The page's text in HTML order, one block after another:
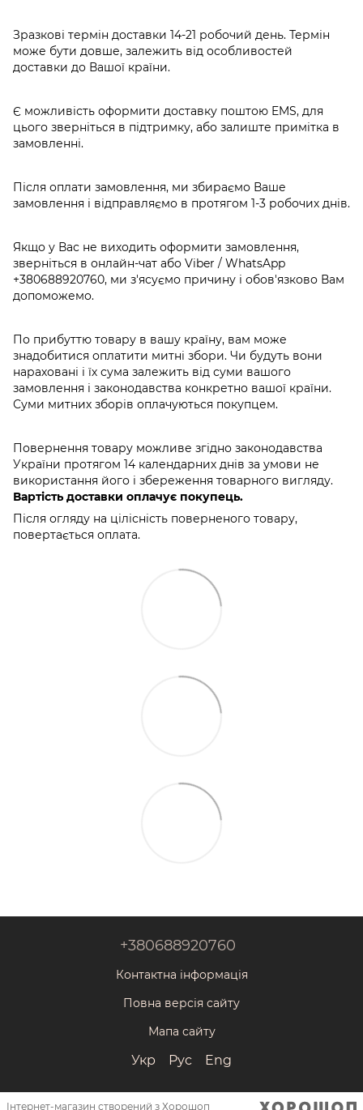
Зразкові термін доставки 14-21 робочий день. Термін
може бути довше, залежить від особливостей
доставки до Вашої країни.
Є можливість оформити доставку поштою EMS, для
цього зверніться в підтримку, або залиште примітка в
замовленні.
Після оплати замовлення, ми збираємо Ваше
замовлення і відправляємо в протягом 1-3 робочих днів.
Якщо у Вас не виходить оформити замовлення,
зверніться в онлайн-чат або Viber / WhatsApp
+380688920760, ми з'ясуємо причину і обов'язково Вам
допоможемо.
По прибуттю товару в вашу країну, вам може
знадобитися оплатити митні збори. Чи будуть вони
нараховані і їх сума залежить від суми вашого
замовлення і законодавства конкретно вашої країни.
Суми митних зборів оплачуються покупцем.
Повернення товару можливе згідно законодавства
України протягом 14 календарних днів за умови не
використання його і збереження товарного вигляду.
Вартість доставки оплачує покупець.
Після огляду на цілісність поверненого товару,
повертається оплата.
+380688920760
Контактна інформація
Повна версія сайту
Мапа сайту
Укр Рус Eng
Інтернет-магазин створений з Хорошоп